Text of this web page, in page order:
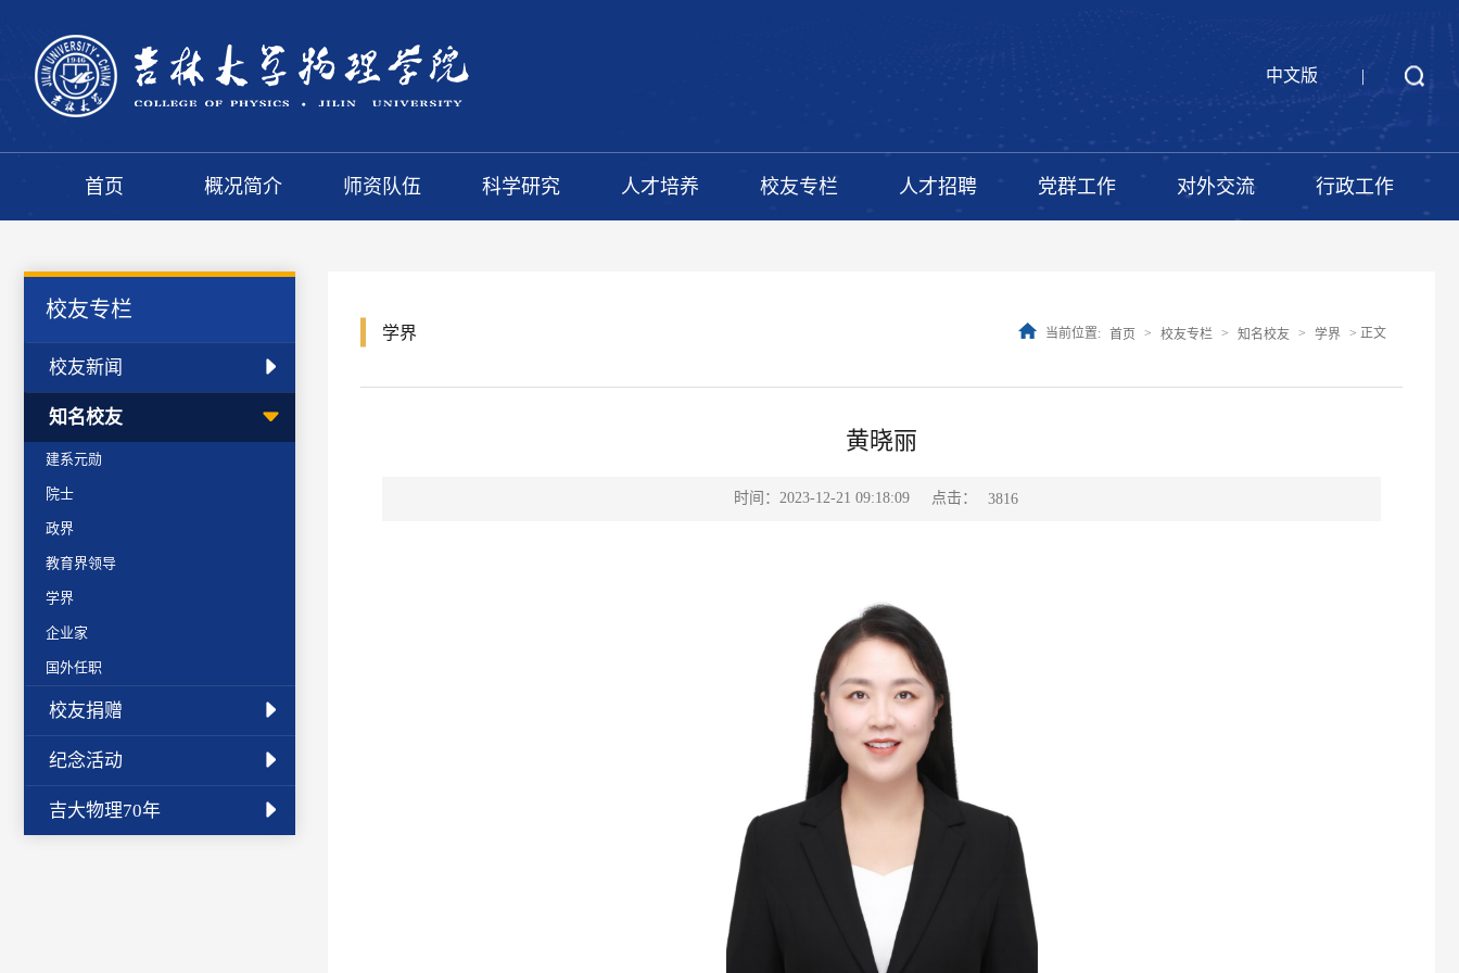
中文版 |
首页 概况简介 师资队伍 科学研究 人才培养 校友专栏 人才招聘 党群工作 对外交流 行政工作
校友专栏
校友新闻
知名校友
建系元勋
院士
政界
教育界领导
学界
企业家
国外任职
校友捐赠
纪念活动
吉大物理70年
学界 当前位置: 首页 > 校友专栏 > 知名校友 > 学界 > 正文
黄晓丽
时间：2023-12-21 09:18:09 点击： 3816